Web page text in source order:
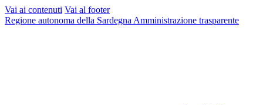
Vai ai contenuti Vai al footer
Regione autonoma della Sardegna Amministrazione trasparente